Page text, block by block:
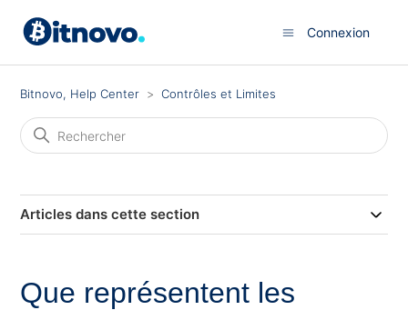
Connexion
Bitnovo, Help Center Contrôles et Limites
Articles dans cette section
Que représentent les